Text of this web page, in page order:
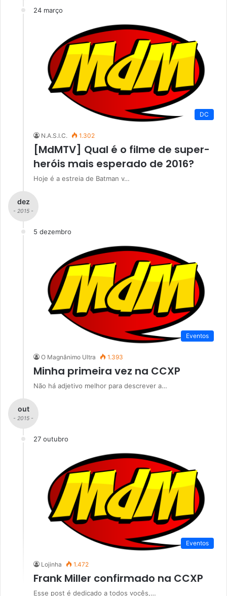
24 março
DC
N.A.S.I.C. 1.302
[MdMTV] Qual é o filme de super-
heróis mais esperado de 2016?
Hoje é a estreia de Batman v…
dez
- 2015 -
5 dezembro
Eventos
O Magnânimo Ultra 1.393
Minha primeira vez na CCXP
Não há adjetivo melhor para descrever a…
out
- 2015 -
27 outubro
Eventos
Lojinha 1.472
Frank Miller confirmado na CCXP
Esse post é dedicado a todos vocês,…